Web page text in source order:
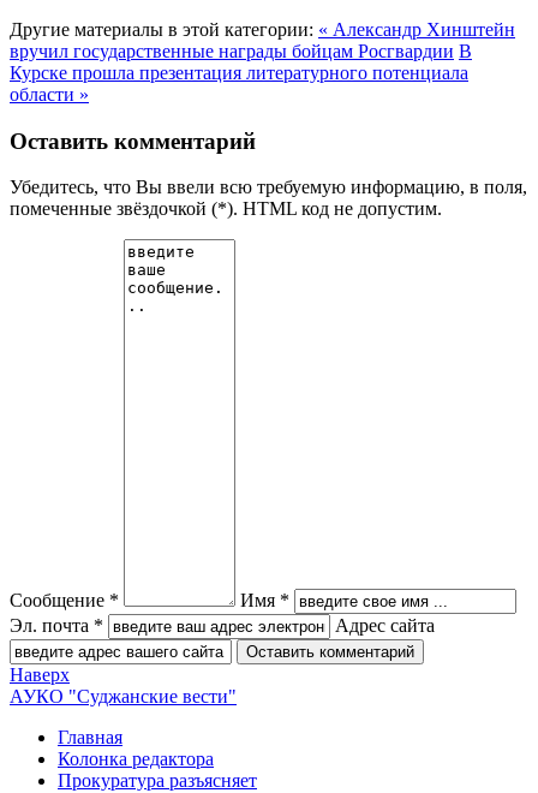
Другие материалы в этой категории: « Александр Хинштейн
вручил государственные награды бойцам Росгвардии В
Курске прошла презентация литературного потенциала
области »
Оставить комментарий
Убедитесь, что Вы ввели всю требуемую информацию, в поля,
помеченные звёздочкой (*). HTML код не допустим.
Сообщение *
Имя *
Эл. почта *
Адрес сайта
Наверх
АУКО "Суджанские вести"
Главная
Колонка редактора
Прокуратура разъясняет